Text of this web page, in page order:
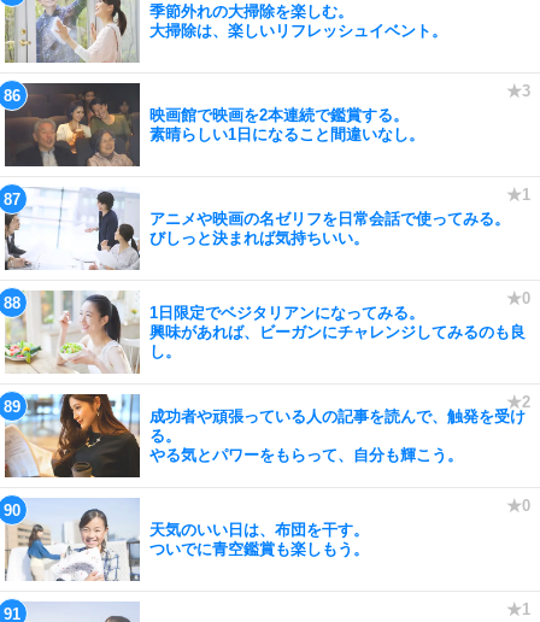
季節外れの大掃除を楽しむ。
大掃除は、楽しいリフレッシュイベント。
映画館で映画を2本連続で鑑賞する。
素晴らしい1日になること間違いなし。
アニメや映画の名ゼリフを日常会話で使ってみる。
びしっと決まれば気持ちいい。
1日限定でベジタリアンになってみる。
興味があれば、ビーガンにチャレンジしてみるのも良
し。
成功者や頑張っている人の記事を読んで、触発を受け
る。
やる気とパワーをもらって、自分も輝こう。
天気のいい日は、布団を干す。
ついでに青空鑑賞も楽しもう。